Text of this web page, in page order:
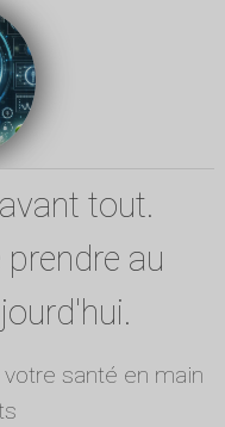
tout.
au
santé en main